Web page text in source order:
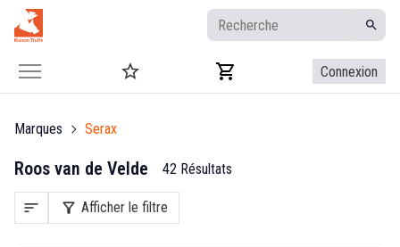
Connexion
Marques Serax
Roos van de Velde 42 Résultats
sort filter_alt Afficher le filtre